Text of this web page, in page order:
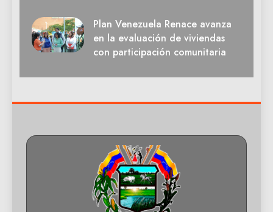
Plan Venezuela Renace avanza
en la evaluación de viviendas
con participación comunitaria